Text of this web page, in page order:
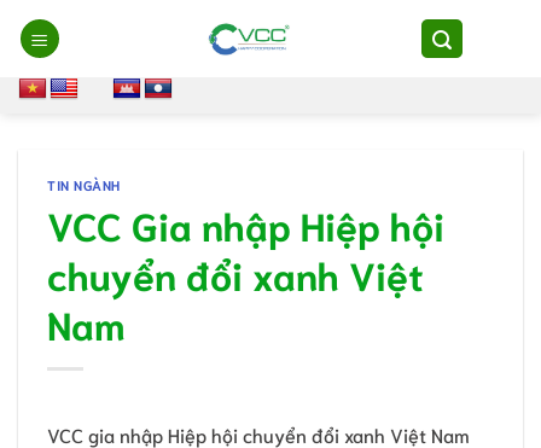
Chuyển
đến
nội
dung
TIN NGÀNH
VCC Gia nhập Hiệp hội
chuyển đổi xanh Việt
Nam
VCC gia nhập Hiệp hội chuyển đổi xanh Việt Nam